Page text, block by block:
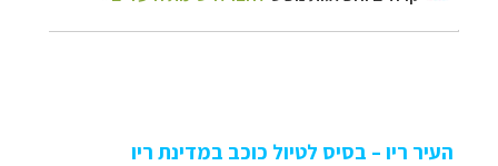
העיר ריו – בסיס לטיול כוכב במדינת ריו